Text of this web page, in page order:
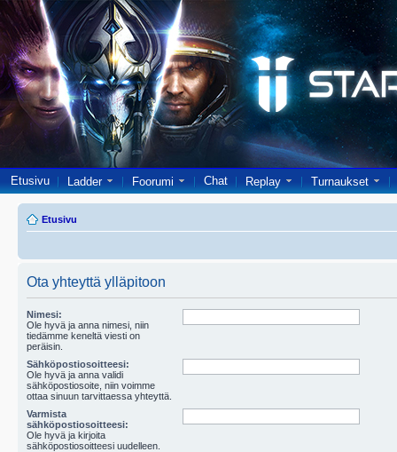
Etusivu Ladder Foorumi Chat Replay Turnaukset
Etusivu
Ota yhteyttä ylläpitoon
Nimesi:
Ole hyvä ja anna nimesi, niin
tiedämme keneltä viesti on
peräisin.
Sähköpostiosoitteesi:
Ole hyvä ja anna validi
sähköpostiosoite, niin voimme
ottaa sinuun tarvittaessa yhteyttä.
Varmista
sähköpostiosoitteesi:
Ole hyvä ja kirjoita
sähköpostiosoitteesi uudelleen.